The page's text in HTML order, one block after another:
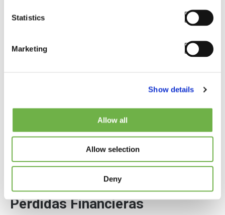
Statistics
Marketing
Show details
Allow all
Allow selection
Deny
Pérdidas Financieras